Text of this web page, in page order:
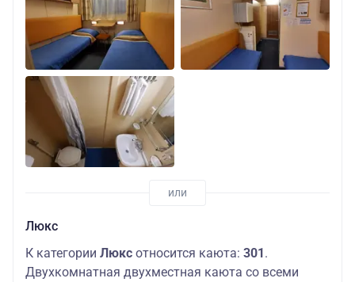
Люкс
К категории Люкс относится каюта: 301.
Двухкомнатная двухместная каюта со всеми